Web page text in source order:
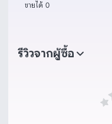
ขายได้ 0
รีวิวจากผู้ซื้อ